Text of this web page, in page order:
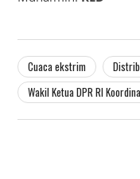
Cuaca ekstrim
Wakil Ketua DPR RI